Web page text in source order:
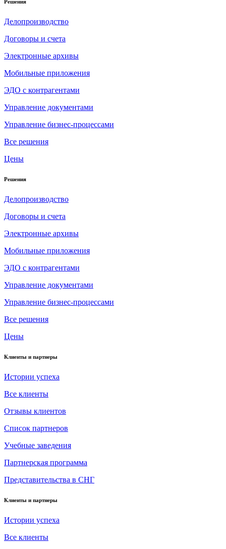
Решения
Делопроизводство
Договоры и счета
Электронные архивы
Мобильные приложения
ЭДО с контрагентами
Управление документами
Управление бизнес-процессами
Все решения
Цены
Решения
Делопроизводство
Договоры и счета
Электронные архивы
Мобильные приложения
ЭДО с контрагентами
Управление документами
Управление бизнес-процессами
Все решения
Цены
Клиенты и партнеры
Истории успеха
Все клиенты
Отзывы клиентов
Список партнеров
Учебные заведения
Партнерская программа
Представительства в СНГ
Клиенты и партнеры
Истории успеха
Все клиенты